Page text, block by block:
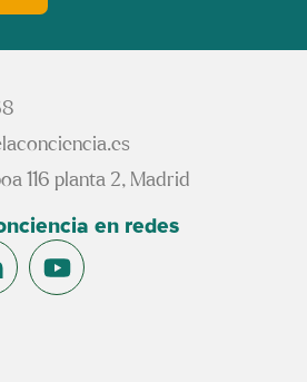
116 planta 2, Madrid
en redes